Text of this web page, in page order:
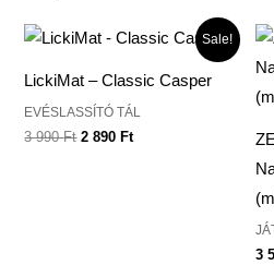
Sale!
LickiMat – Classic Casper
EVÉSLASSÍTÓ TÁL
3 990Ft
Original
3
990 Ft.
2 890 Ft
Current
2
890 Ft.
3